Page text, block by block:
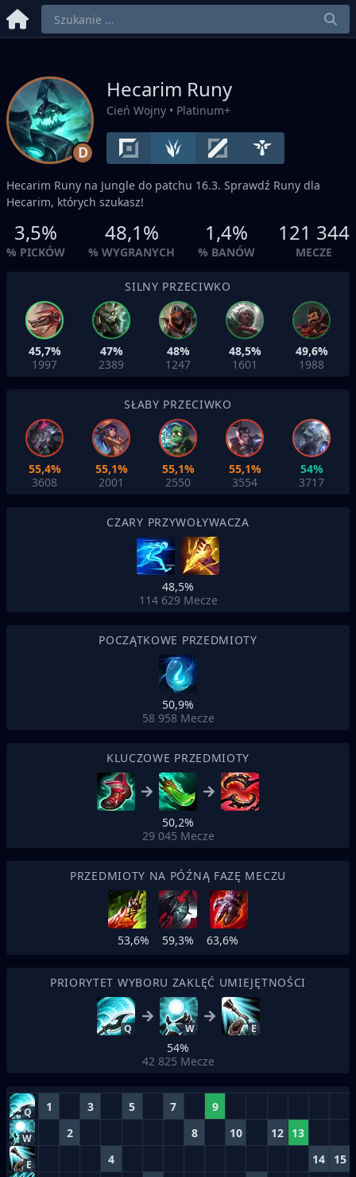
D
Hecarim Runy
Cień Wojny • Platinum+
Hecarim Runy na Jungle do patchu 16.3. Sprawdź Runy dla
Hecarim, których szukasz!
3,5%
% PICKÓW
48,1%
% WYGRANYCH
1,4%
% BANÓW
121 344
MECZE
SILNY PRZECIWKO
45,7%
1997
47%
2389
48%
1247
48,5%
1601
49,6%
1988
SŁABY PRZECIWKO
55,4%
3608
55,1%
2001
55,1%
2550
55,1%
3554
54%
3717
CZARY PRZYWOŁYWACZA
48,5%
114 629 Mecze
POCZĄTKOWE PRZEDMIOTY
50,9%
58 958 Mecze
KLUCZOWE PRZEDMIOTY
50,2%
29 045 Mecze
PRZEDMIOTY NA PÓŹNĄ FAZĘ MECZU
53,6% 59,3% 63,6%
PRIORYTET WYBORU ZAKLĘĆ UMIEJĘTNOŚCI
Q W E
54%
42 825 Mecze
Q 1 3 5 7 9
W 2 8 10 12 13
E 4 14 15